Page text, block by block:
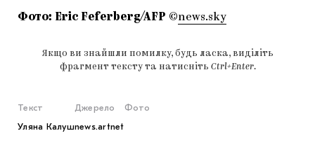
Фото: Eric Feferberg/AFP ©news.sky
Якщо ви знайшли помилку, будь ласка, виділіть
фрагмент тексту та натисніть Ctrl+Enter.
Текст
Уляна Калуш
Джерело
news.artnet
Фото